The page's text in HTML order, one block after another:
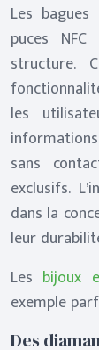
Les
puces NFC
structure.
les
sans
exclusifs.
dans la
leur
Les bijoux
exemple
Des